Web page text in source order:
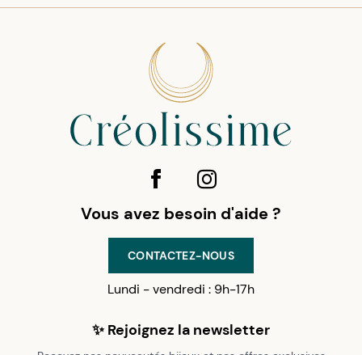
Vous avez besoin d'aide ?
CONTACTEZ-NOUS
Lundi - vendredi : 9h-17h
✨ Rejoignez la newsletter